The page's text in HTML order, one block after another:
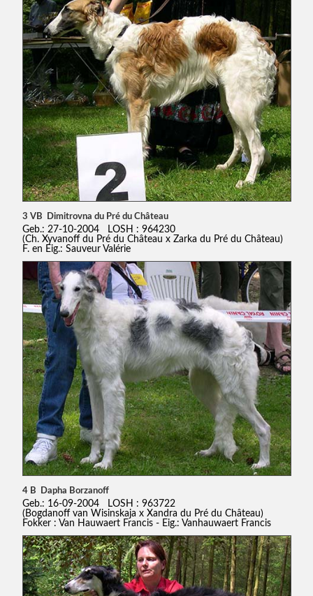
3 VB Dimitrovna du Pré du Château
Geb.: 27-10-2004 LOSH : 964230
(Ch. Xyvanoff du Pré du Château x Zarka du Pré du Château)
F. en Eig.: Sauveur Valérie
4 B Dapha Borzanoff
Geb.: 16-09-2004 LOSH : 963722
(Bogdanoff van Wisinskaja x Xandra du Pré du Château)
Fokker : Van Hauwaert Francis - Eig.: Vanhauwaert Francis